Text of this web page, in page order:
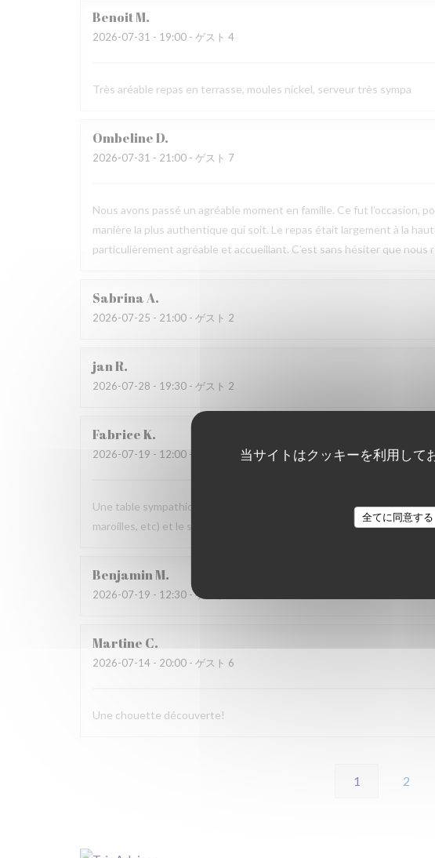
当サイトはクッキーを利用して
全てに同意する
BenoitM
2026-07-31 - 19:00 - ゲスト 4
Très aréable repas en terrasse, moules nickel, serveur très sympa
OmbelineD
2026-07-31 - 21:00 - ゲスト 7
Nous avons passé un agréable moment en famille. Ce fut l’occasion,
manière la plus authentique qui soit. Le repas était largement à la
particulièrement agréable et accueillant. C’est sans hésiter que nous
SabrinaA
2026-07-25 - 21:00 - ゲスト 2
janR
2026-07-28 - 19:30 - ゲスト 2
FabriceK
2026-07-19 - 12:00 - ゲスト 3
Une table sympathique avec son atmosphère authentique. Nous
maroilles, etc) et le service. Pourquoi pas y retourner lors d'un
BenjaminM
2026-07-19 - 12:30 - ゲスト 2
Martine C
2026-07-14 - 20:00 - ゲスト 6
Une chouette découverte!
1 2